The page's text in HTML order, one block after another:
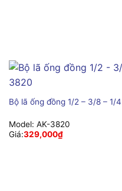
Bộ lã ống đồng 1/2 – 3/8 – 1/
Model: AK-3820
Giá:329,000₫